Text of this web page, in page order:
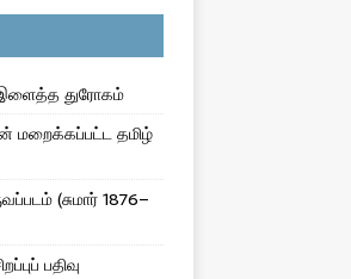
இளைத்த துரோகம்
மறைக்கப்பட்ட தமிழ்
(சுமார் 1876–
பதிவு